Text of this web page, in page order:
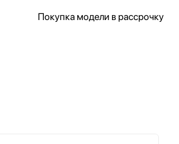
Покупка модели в рассрочку